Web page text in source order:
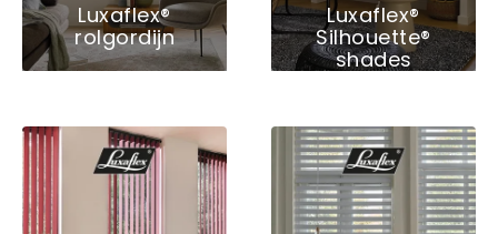
Luxaflex®
rolgordijn
Luxaflex®
Silhouette®
shades